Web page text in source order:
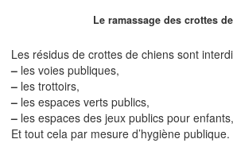
Le ramassage des crottes
Les résidus de crottes de chiens sont
– les voies publiques,
– les trottoirs,
– les espaces verts publics,
– les espaces des jeux publics pour
Et tout cela par mesure d’hygiène publique.